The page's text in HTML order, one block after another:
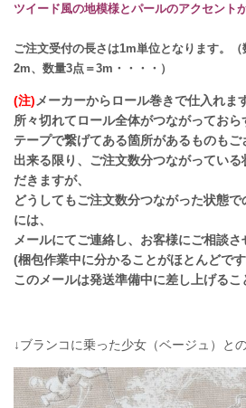
ツイード風の地模様とパールのアクセント
ご注文受付の長さは1m単位となります。
2m、数量3点＝3m・・・・）
(注) メーカーからロール巻きで仕入れま
所々切れてロール全体がつながっておら
テープで繋げてある箇所があるものもご
出来る限り、ご注文数分つながってい
だきますが、
どうしてもご注文数分つながった状態
には、
メールにてご連絡し、お客様にご相談さ
(梱包作業中に分かることがほとんどです
このメールは発送準備中に差し上げるこ
↓ブランコに乗った少女（ベージュ）と